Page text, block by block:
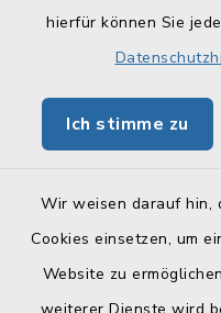
hierfür können Sie
Ich stimme zu
Wir weisen darauf hin,
Cookies einsetzen, um
Website zu
Geoportal
BayernPortal